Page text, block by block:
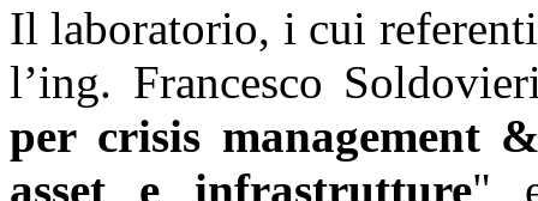
Il laboratorio, i cui
l’ing. Francesco
per crisis management
asset e infrastrutture"